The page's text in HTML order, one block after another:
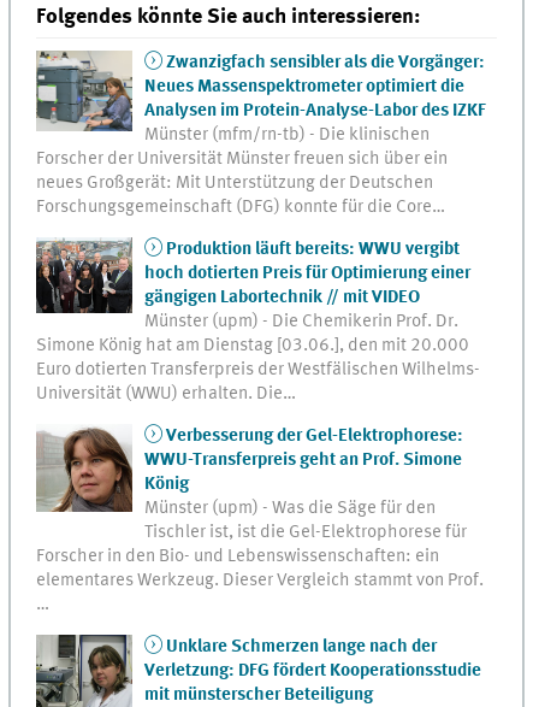
Folgendes könnte Sie auch interessieren:
Zwanzigfach sensibler als die Vorgänger:
Neues Massenspektrometer optimiert die
Analysen im Protein-Analyse-Labor des IZKF
Münster (mfm/rn-tb) - Die klinischen
Forscher der Universität Münster freuen sich über ein
neues Großgerät: Mit Unterstützung der Deutschen
Forschungsgemeinschaft (DFG) konnte für die Core…
Produktion läuft bereits: WWU vergibt
hoch dotierten Preis für Optimierung einer
gängigen Labortechnik // mit VIDEO
Münster (upm) - Die Chemikerin Prof. Dr.
Simone König hat am Dienstag [03.06.], den mit 20.000
Euro dotierten Transferpreis der Westfälischen Wilhelms-
Universität (WWU) erhalten. Die…
Verbesserung der Gel-Elektrophorese:
WWU-Transferpreis geht an Prof. Simone
König
Münster (upm) - Was die Säge für den
Tischler ist, ist die Gel-Elektrophorese für
Forscher in den Bio- und Lebenswissenschaften: ein
elementares Werkzeug. Dieser Vergleich stammt von Prof.
…
Unklare Schmerzen lange nach der
Verletzung: DFG fördert Kooperationsstudie
mit münsterscher Beteiligung